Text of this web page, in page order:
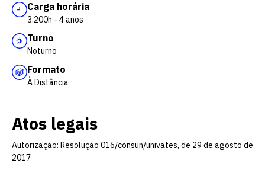
Carga horária
3.200h - 4 anos
Turno
Noturno
Formato
À Distância
Atos legais
Autorização: Resolução 016/consun/univates, de 29 de agosto de
2017